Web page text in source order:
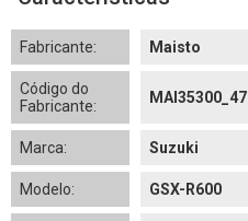
Fabricante: Maisto
Código do
Fabricante:
MAI35300_47
Marca: Suzuki
Modelo: GSX-R600